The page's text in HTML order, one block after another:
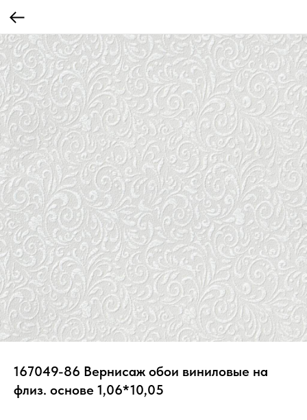
167049-86 Вернисаж обои виниловые на
флиз. основе 1,06*10,05